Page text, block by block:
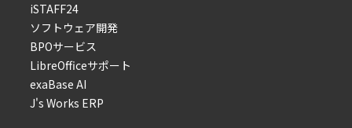
iSTAFF24
ソフトウェア開発
BPOサービス
LibreOfficeサポート
exaBase AI
J's Works ERP